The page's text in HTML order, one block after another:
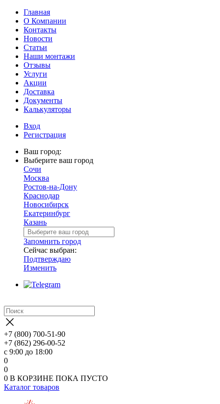
Главная
О Компании
Контакты
Новости
Статьи
Наши монтажи
Отзывы
Услуги
Акции
Доставка
Документы
Калькуляторы
Вход
Регистрация
Ваш город:
Выберите ваш город
Сочи
Москва
Ростов-на-Дону
Краснодар
Новосибирск
Екатеринбург
Казань
Запомнить город
Сейчас выбран:
Подтверждаю
Изменить
+7 (800) 700-51-90
+7 (862) 296-00-52
с 9:00 до 18:00
0
0
0 В КОРЗИНЕ ПОКА ПУСТО
Каталог товаров